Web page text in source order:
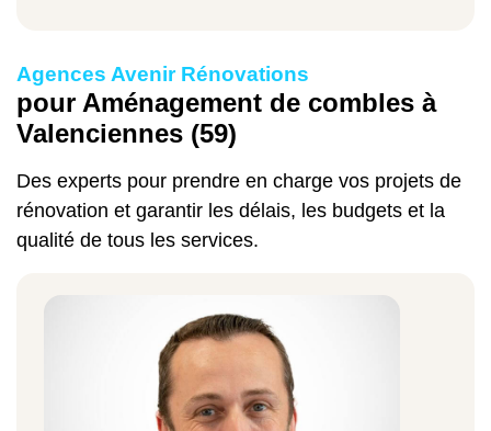
Création d’une chambre avec fenêtre de
toit : entre 1 000 et 1 500 € par m², en
fonction des matériaux choisis.
Aménagement d’une salle de bains
sous comblesavec les raccordements
plomberie et électricité : de 12 000 à 20
000 €, selon la configuration et les
en studio indépendant
40 000 €, selon la surface et le niveau de
confort souhaité.
Que vous souhaitiez créer une chambre
Agences Avenir Rénovations
pour Aménagement de combles à
Valenciennes (59)
Des experts pour prendre en charge vos projets de
rénovation et garantir les délais, les budgets et la
qualité de tous les services.